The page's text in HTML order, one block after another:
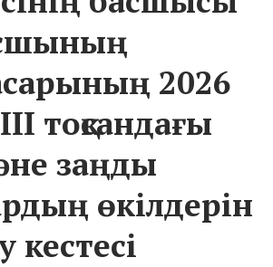
2026
тоқсандағы
заңды
өкілдерін
кестесі